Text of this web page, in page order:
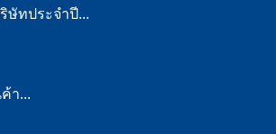
ทประจำปี...
า...